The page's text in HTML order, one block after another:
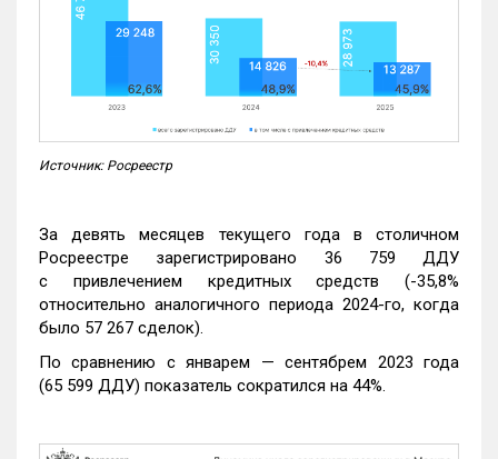
Источник: Росреестр
За девять месяцев текущего года в столичном
Росреестре зарегистрировано 36 759 ДДУ
с привлечением кредитных средств (-35,8%
относительно аналогичного периода 2024-го, когда
было 57 267 сделок).
По сравнению с январем — сентябрем 2023 года
(65 599 ДДУ) показатель сократился на 44%.